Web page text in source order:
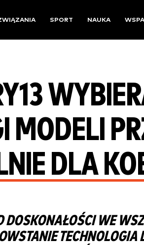
SPORT NAUKA
MODELI
DLA
DOSKONAŁOŚCI WE
TECHNOLOGIA